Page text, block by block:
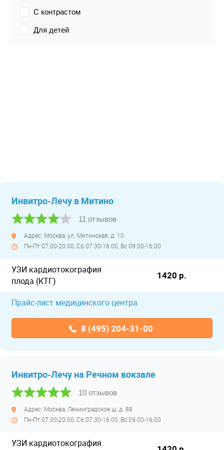
С контрастом
Для детей
Инвитро-Лечу в Митино
11 отзывов
Адрес: Москва, ул. Митинская, д. 10
Пн-Пт 07:00-20:00, Сб 07:30-16:00, Вс 09:00-16:00
УЗИ кардиотокография
плода (КТГ)
1420 р.
Прайс-лист медицинского центра
8 (495) 204-31-00
Инвитро-Лечу на Речном вокзале
10 отзывов
Адрес: Москва, Ленинградское ш, д. 88
Пн-Пт 07:00-20:00, Сб 07:30-16:00, Вс 09:00-16:00
УЗИ кардиотокография